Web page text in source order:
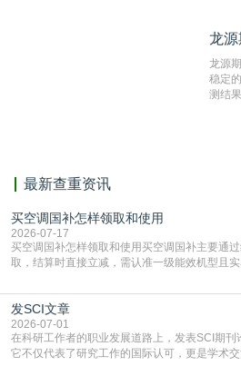
编辑
测时
表文
龙
龙源
稳定
测结
最新查重资讯
买空调国补怎样领取和使用
2026-07-17
买空调国补怎样领取和使用买空调国补主要通
取，结算时直接立减‌，需认准一级能效机型且
能领到补贴首选‌京东APP‌搜索专属口令(如【家
4949】等，口令会随活动更新，以页面显示为
复制粘贴【8$FKFGgJq
发SCI文章
2026-07-01
在科研工作者的职业发展道路上，发表SCI期刊
它不仅代表了研究工作的国际认可，更是学术